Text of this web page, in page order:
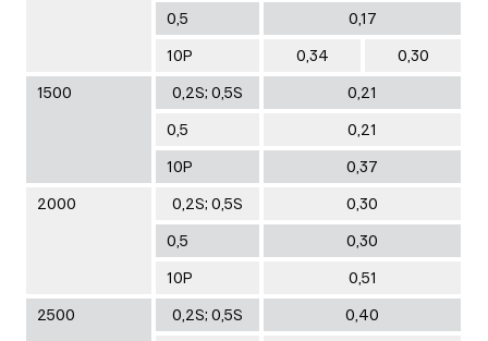
0,5
0,17
10Р
0,34
0,30
1500
0,2S; 0,5S
0,21
0,5
0,21
10Р
0,37
2000
0,2S; 0,5S
0,30
0,5
0,30
10Р
0,51
2500
0,2S; 0,5S
0,40